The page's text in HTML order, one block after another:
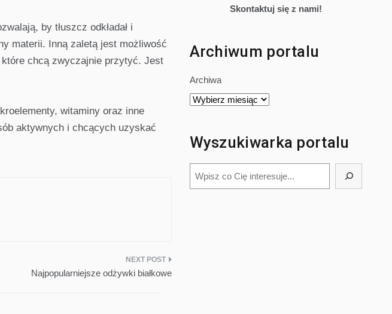
by tłuszcz odkładał i
materii. Inną zaletą jest możliwość
które chcą zwyczajnie przytyć. Jest
witaminy oraz inne
aktywnych i chcących uzyskać
Najpopularniejsze odżywki białkowe
Skontaktuj się z nami!
Archiwum portalu
Archiwa
Wyszukiwarka portalu